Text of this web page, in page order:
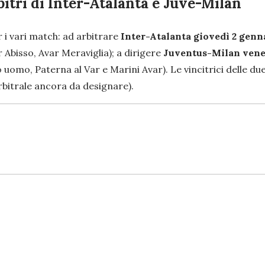
i vari match: ad arbitrare Inter-Atalanta giovedì 2
Avar Meraviglia); a dirigere Juventus-Milan
Paterna al Var e Marini Avar). Le vincitrici delle
ancora da designare).